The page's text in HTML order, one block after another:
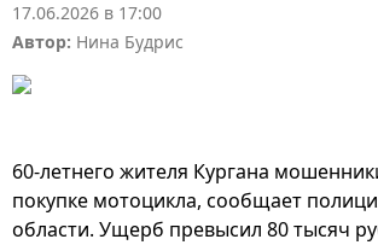
17.06.2026 в 17:00
Автор: Нина Будрис
60-летнего жителя Кургана
покупке мотоцикла, сообщает
области. Ущерб превысил 80 тысяч